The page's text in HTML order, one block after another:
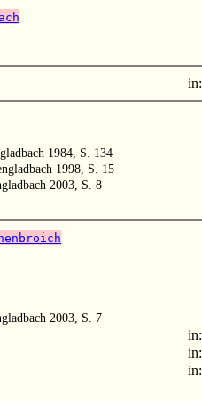
in:
1984, S. 134
1998, S. 15
2003, S. 8
2003, S. 7
in:
in:
in: